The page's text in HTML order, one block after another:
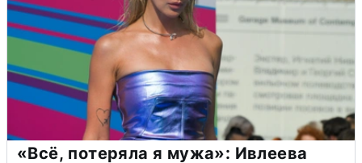
«Всё, потеряла я мужа»: Ивлеева